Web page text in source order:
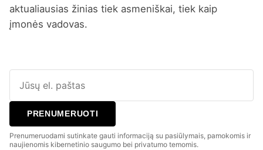
aktualiausias žinias tiek asmeniškai, tiek kaip
įmonės vadovas.
PRENUMERUOTI
Prenumeruodami sutinkate gauti informaciją su pasiūlymais, pamokomis ir
naujienomis kibernetinio saugumo bei privatumo temomis.